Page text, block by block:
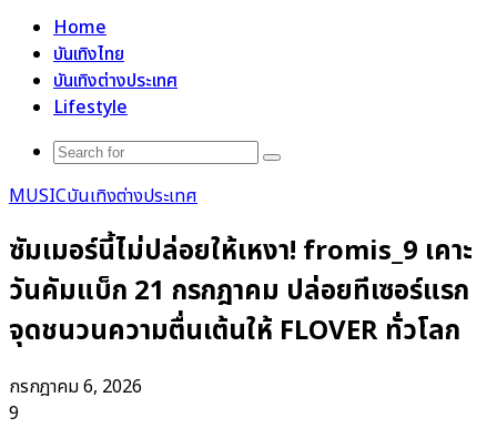
Home
บันเทิงไทย
บันเทิงต่างประเทศ
Lifestyle
Search
MUSICบันเทิงต่างประเทศ
ซัมเมอร์นี้ไม่ปล่อยให้เหงา! fromis_9 เคาะ
วันคัมแบ็ก 21 กรกฎาคม ปล่อยทีเซอร์แรก
จุดชนวนความตื่นเต้นให้ FLOVER ทั่วโลก
กรกฎาคม 6, 2026
9